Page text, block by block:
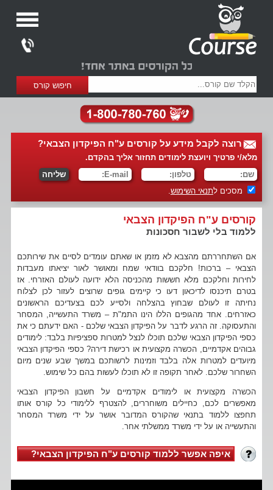
רוצה לקבל מידע על קורסים ע"ח הפיקדון הצבאי?
מלא/י פרטיך ויועצת לימודים תחזור אליך בהקדם.
מסכים לתנאי השימוש.
קורסים ע"ח הפיקדון הצבאי
ללמוד בלי לשבור חסכונות
אם השתחררתם מהצבא לא מזמן או שאתם עומדים לסיים את שירותכם
הצבאי – ברכות! חלקכם בוודאי שמח ומאושר לאור יציאתו מעבדות
לחירות וחלקכם מלא חששות מהכניסה הלא ידועה לעולם האזרחי. אז
בטרם תיכנסו לדיכאון דעו כי קיימים גופים שרוצים לעזור לכן לצלוח
נחיתה זו לעולם שבחוץ בהצלחה ולסייע לכם בצעדיכם הראשונים
כאזרחים. אחד מהגופים הללו הינו התמ"ת – משרד התעשייה, המסחר
והתעסוקה. זה הרגע לדבר על הפיקדון הצבאי שלכם - האם ידעתם כי את
כספי הפיקדון הצבאי שלכם תוכלו לנצל למטרות ספציפיות בלבד: לימודים
גבוהים אקדמיים, הכשרה מקצועית או רכישת דירה? כספי הפיקדון הצבאי
מיועדים למטרות אלה בלבד וזמינות לרשותכם במשך שבע שנים מיום
השחרור שלכם. לאחר תקופה זו לא תוכלו לעשות בהם כל שימוש.
הכשרה מקצועית או לימודים אקדמיים על חשבון הפיקדון הצבאי
מאפשרים לכם, כחיילים משוחררים, להצטרף ללימודי כל קורס אותו
תחפצו ללמוד בתנאי שהקורס המדובר אושר על ידי משרד המסחר
והתעשייה או על ידי משרד ממשלתי אחר.
איפה אפשר ללמוד קורסים ע"ח הפיקדון הצבאי?